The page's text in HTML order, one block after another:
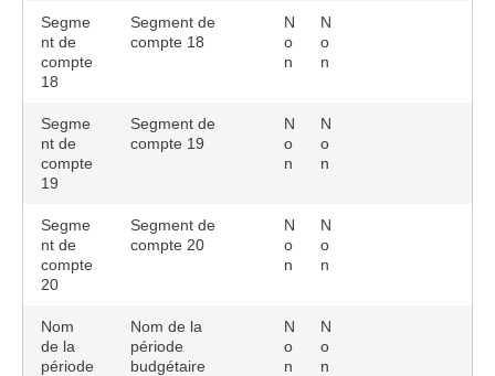
Segme
nt de
compte
18
Segment de
compte 18
N
o
n
N
o
n
Segme
nt de
compte
19
Segment de
compte 19
N
o
n
N
o
n
Segme
nt de
compte
20
Segment de
compte 20
N
o
n
N
o
n
Nom
de la
période
Nom de la
période
budgétaire
N
o
n
N
o
n